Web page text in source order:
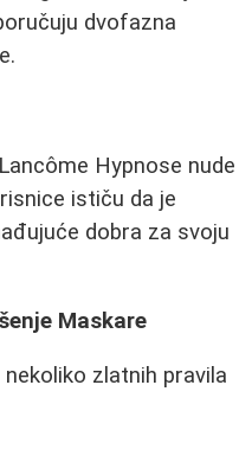
dvofazna
Hypnose nude
ističu da je
dobra za svoju
Maskare
zlatnih pravila